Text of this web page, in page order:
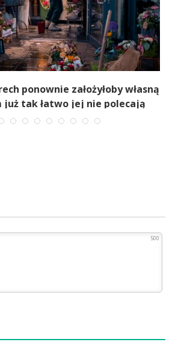
ponownie założyłoby własną
już tak łatwo jej nie polecają
500